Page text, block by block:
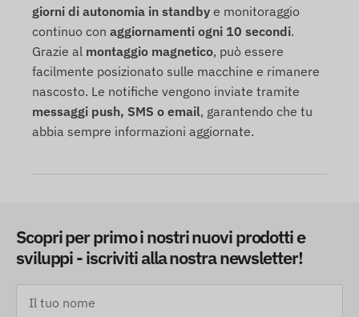
giorni di autonomia in standby e monitoraggio
continuo con aggiornamenti ogni 10 secondi.
Grazie al montaggio magnetico, può essere
facilmente posizionato sulle macchine e rimanere
nascosto. Le notifiche vengono inviate tramite
messaggi push, SMS o email, garantendo che tu
abbia sempre informazioni aggiornate.
Scopri per primo i nostri nuovi prodotti e
sviluppi - iscriviti alla nostra newsletter!